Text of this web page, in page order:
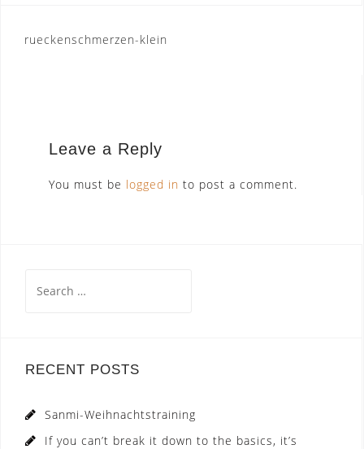
Post
rueckenschmerzen-klein
Leave a Reply
You must be logged in to post a comment.
for:
RECENT POSTS
Sanmi-Weihnachtstraining
If you can’t break it down to the basics, it’s